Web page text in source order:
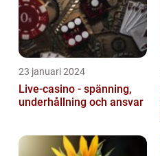
23 januari 2024
Live-casino - spänning,
underhållning och ansvar